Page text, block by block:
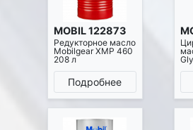
MOBIL 122873
Редукторное масло
Mobilgear XMP 460
208 л
Подробнее